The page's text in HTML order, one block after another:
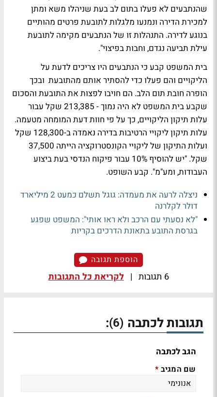
שהנתבעים לא פעלו בתום לב בעת שניהלו משא ומתן
למכירת הדירה ונמנעו מלגלות לתובעת פרטים מהותיים
בנוגע לדירה. התנהלות זו של הנתבעים מקימה לתובעת
עילת תביעה נגדם, וחבות בפיצוי".
בית המשפט קבע כי הנתבעים היו צריכים לדעת על
הליקויים והם פעלו כדי להסתיר אותם מהתובעת ובכך
הופרה חובת תום הלב. הם חויבו לפצות את התובעת והסכום
שקבע בית המשפט לא היה נמוך - 213,385 שקל עבור
עלות תיקון הליקויים, כך על פי חוות דעת המומחה מטעמה.
עלות תיקון ליקויי הרטיבות בדירה נאמדה ב-128,300 שקל
ועלות התיקון של ליקויי הקונסטרוקציה הייתה 37,500
שקל. "יש להוסיף 10% עבור פיקוח הנדסי בעת ביצוע
העבודות, ומע"מ". קבע השופט.
ניצלה לרעה את מעמדה: גוגל תשלם כמעט 2 מיליארד
דולר לקלרנה
"לא נסעתי עם הרכב ולא ראו אותי": המשפט שפגע
בגרסת התובע בתאונת הדרכים בקריות
הוספת תגובה
6 תגובות | לקריאת כל התגובות
תגובות לכתבה (6)
:
הגב לכתבה
שם המגיב *